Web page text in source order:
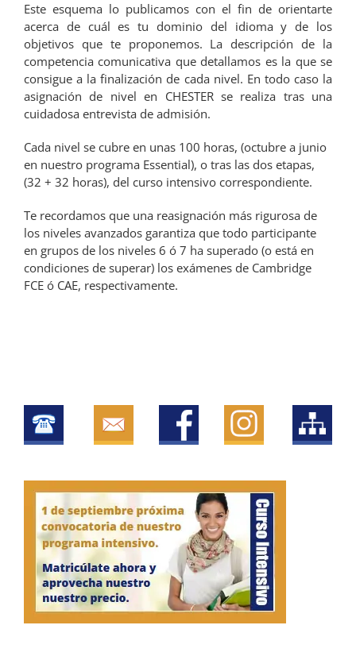
Este esquema lo publicamos con el fin de orientarte
acerca de cuál es tu dominio del idioma y de los
objetivos que te proponemos. La descripción de la
competencia comunicativa que detallamos es la que se
consigue a la finalización de cada nivel. En todo caso la
asignación de nivel en CHESTER se realiza tras una
cuidadosa entrevista de admisión.
Cada nivel se cubre en unas 100 horas, (octubre a junio
en nuestro programa Essential), o tras las dos etapas,
(32 + 32 horas), del curso intensivo correspondiente.
Te recordamos que una reasignación más rigurosa de
los niveles avanzados garantiza que todo participante
en grupos de los niveles 6 ó 7 ha superado (o está en
condiciones de superar) los exámenes de Cambridge
FCE ó CAE, respectivamente.